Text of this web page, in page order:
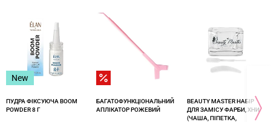
New
ПУДРА ФІКСУЮЧА BOOM
POWDER 8 Г
БАГАТОФУНКЦІОНАЛЬНИЙ
АПЛІКАТОР РОЖЕВИЙ
BEAUTY MASTER НАБІР
ДЛЯ ЗАМІСУ ФАРБИ, ХНИ
(ЧАША, ПІПЕТКА,